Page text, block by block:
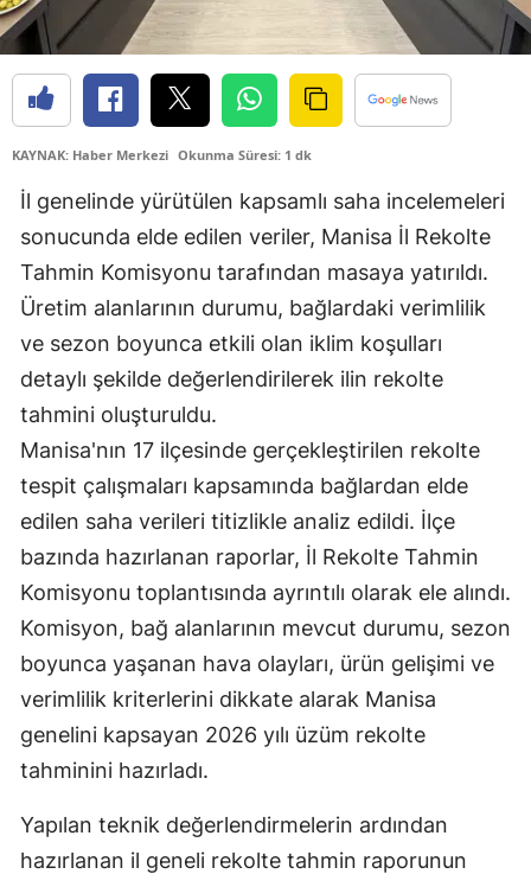
KAYNAK: Haber Merkezi Okunma Süresi: 1 dk
İl genelinde yürütülen kapsamlı saha incelemeleri
sonucunda elde edilen veriler, Manisa İl Rekolte
Tahmin Komisyonu tarafından masaya yatırıldı.
Üretim alanlarının durumu, bağlardaki verimlilik
ve sezon boyunca etkili olan iklim koşulları
detaylı şekilde değerlendirilerek ilin rekolte
tahmini oluşturuldu.
Manisa'nın 17 ilçesinde gerçekleştirilen rekolte
tespit çalışmaları kapsamında bağlardan elde
edilen saha verileri titizlikle analiz edildi. İlçe
bazında hazırlanan raporlar, İl Rekolte Tahmin
Komisyonu toplantısında ayrıntılı olarak ele alındı.
Komisyon, bağ alanlarının mevcut durumu, sezon
boyunca yaşanan hava olayları, ürün gelişimi ve
verimlilik kriterlerini dikkate alarak Manisa
genelini kapsayan 2026 yılı üzüm rekolte
tahminini hazırladı.
Yapılan teknik değerlendirmelerin ardından
hazırlanan il geneli rekolte tahmin raporunun